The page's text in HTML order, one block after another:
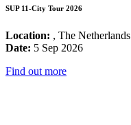
SUP 11-City Tour 2026
Location: , The Netherlands
Date: 5 Sep 2026
Find out more